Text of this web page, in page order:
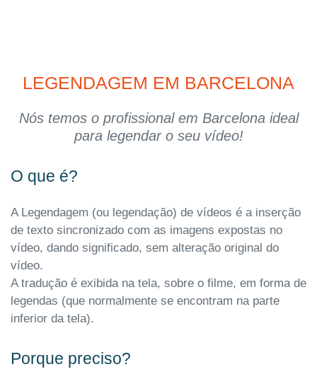
LEGENDAGEM EM BARCELONA
Nós temos o profissional em Barcelona ideal
para legendar o seu vídeo!
O que é?
A Legendagem (ou legendação) de vídeos é a inserção
de texto sincronizado com as imagens expostas no
vídeo, dando significado, sem alteração original do
vídeo.
A tradução é exibida na tela, sobre o filme, em forma de
legendas (que normalmente se encontram na parte
inferior da tela).
Porque preciso?